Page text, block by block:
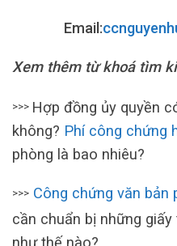
Email:
Xem thêm từ khoá tìm
>>> Hợp đồng ủy quyền
không? Phí công chứng
phòng là bao nhiêu?
>>> Công chứng văn bản
cần chuẩn bị những